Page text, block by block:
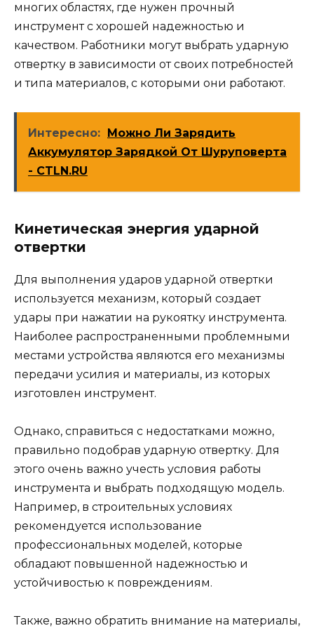
многих областях, где нужен прочный
инструмент с хорошей надежностью и
качеством. Работники могут выбрать ударную
отвертку в зависимости от своих потребностей
и типа материалов, с которыми они работают.
Интересно: Можно Ли Зарядить
Аккумулятор Зарядкой От Шуруповерта
- CTLN.RU
Кинетическая энергия ударной
отвертки
Для выполнения ударов ударной отвертки
используется механизм, который создает
удары при нажатии на рукоятку инструмента.
Наиболее распространенными проблемными
местами устройства являются его механизмы
передачи усилия и материалы, из которых
изготовлен инструмент.
Однако, справиться с недостатками можно,
правильно подобрав ударную отвертку. Для
этого очень важно учесть условия работы
инструмента и выбрать подходящую модель.
Например, в строительных условиях
рекомендуется использование
профессиональных моделей, которые
обладают повышенной надежностью и
устойчивостью к повреждениям.
Также, важно обратить внимание на материалы,